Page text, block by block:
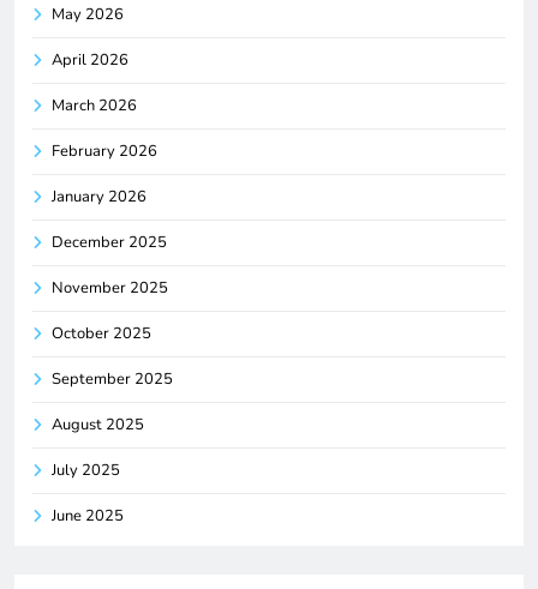
May 2026
April 2026
March 2026
February 2026
January 2026
December 2025
November 2025
October 2025
September 2025
August 2025
July 2025
June 2025